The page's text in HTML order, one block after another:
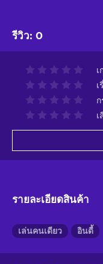
รีวิว: 0
เ
เ
เ
รายละเอียดสินค้า
เล่นคนเดียว อินดี้